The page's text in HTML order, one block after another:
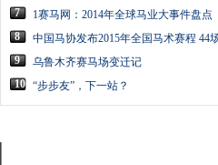
7
1赛马网：2014年全球马业大事件盘点
8
中国马协发布2015年全国马术赛程 44
9
乌鲁木齐赛马场变迁记
10 “步步友”，下一站？